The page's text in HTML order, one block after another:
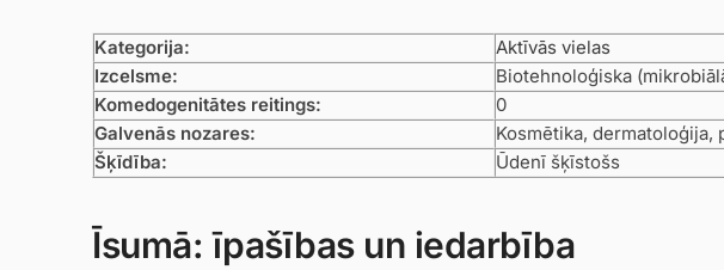
Kategorija:
Aktīvās vielas
Izcelsme:
Biotehnoloģiska
Komedogenitātes reitings:
0
Galvenās nozares:
Kosmētika, dermatoloģija,
Šķīdība:
Ūdenī šķīstošs
Īsumā: īpašības un iedarbība